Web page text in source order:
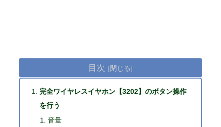
目次
完全ワイヤレスイヤホン【3202】のボタン操作
を行う
音量